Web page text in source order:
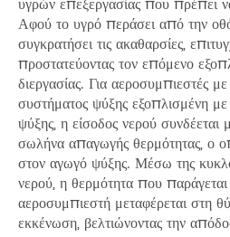
υγρών επεξεργασίας που πρέπει
Αφού το υγρό περάσει από την
συγκρατήσει τις ακαθαρσίες,
προστατεύοντας τον επόμενο
διεργασίας. Για αεροσυμπιεστές
συστήματος ψύξης εξοπλισμένη
ψύξης, η είσοδος νερού
σωλήνα απαγωγής θερμότητας, ο
στον αγωγό ψύξης. Μέσω της
νερού, η θερμότητα που
αεροσυμπιεστή μεταφέρεται στη
εκκένωση, βελτιώνοντας την